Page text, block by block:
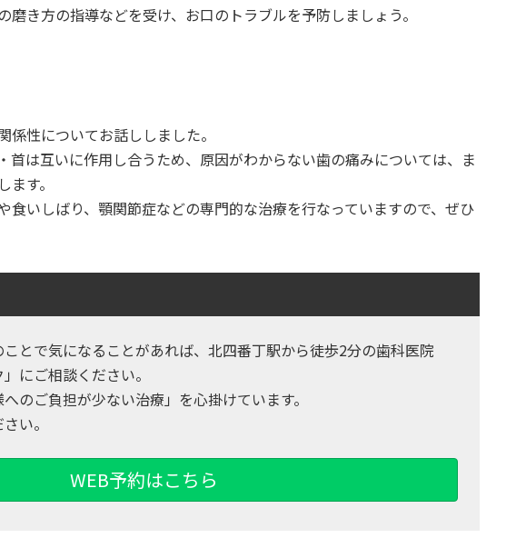
磨き方の指導などを受け、お口のトラブルを予防しましょう。
性についてお話ししました。
首は互いに作用し合うため、原因がわからない歯の痛みについては、ま
す。
食いしばり、顎関節症などの専門的な治療を行なっていますので、ぜひ
とで気になることがあれば、北四番丁駅から徒歩2分の歯科医院
にご相談ください。
のご負担が少ない治療」を心掛けています。
い。
WEB予約はこちら